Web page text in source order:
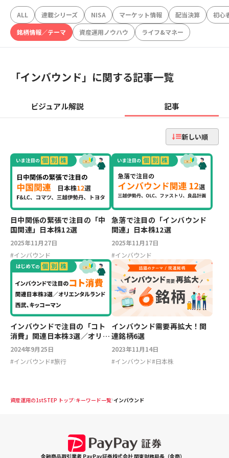
ALL 連載シリーズ NISA マーケット情報 配当決算
初心
銘柄情報／テーマ
資産運用ノウハウ ライフ&マネー
「インバウンド」に関する記事一覧
ビジュアル解説 記事
新しい順
日中関係の緊張で注目の「中
国関連」日本株12選
2025年11月27日
#インバウンド
急落で注目の「インバウンド
関連」日本株12選
2025年11月17日
#インバウンド
インバウンドで注目の「コト
消費」関連日本株3選／オリエ
ンタルランド、西武ホールデ
ィングス、キッコーマン
2024年9月25日
#インバウンド#旅行
インバウンド需要再拡大！関
連銘柄6選
2023年11月14日
#インバウンド#日本株
資産運用の1stSTEP トップ キーワード一覧 インバウンド
金融商品取引業者 PayPay証券株式会社 関東財務局長（金商）